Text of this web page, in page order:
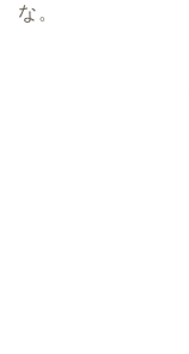
な。